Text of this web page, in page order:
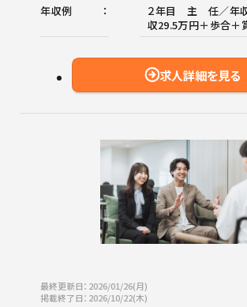
年収例
２年目 主 任／年収
収29.5万円＋歩合＋
求人詳細を見る
最終更新日：2026/01/26(月)
掲載終了日：2026/10/22(木)